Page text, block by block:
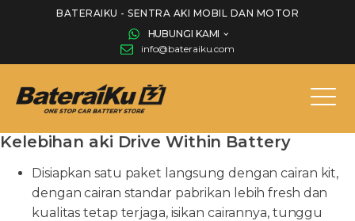
BATERAIKU - SENTRA AKI MOBIL DAN MOTOR
HUBUNGI KAMI
info@bateraiku.com
Kelebihan aki Drive Within Battery
Disiapkan satu paket langsung dengan cairan kit,
dengan cairan standar pabrikan lebih fresh dan
kualitas tetap terjaga, isikan cairannya, tunggu